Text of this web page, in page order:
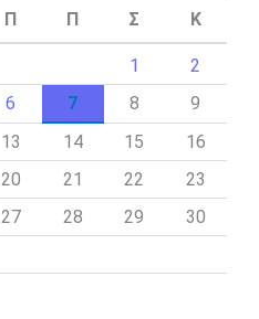
Π Π Σ Κ
1
2
6 7 8
9
13 14 15
16
20 21 22
23
27 28 29
30